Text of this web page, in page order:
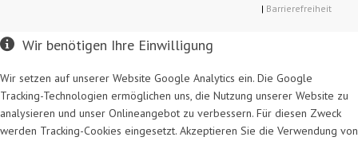
| Barrierefreiheit
Wir benötigen Ihre Einwilligung
Wir setzen auf unserer Website Google Analytics ein. Die Google
Tracking-Technologien ermöglichen uns, die Nutzung unserer Website zu
analysieren und unser Onlineangebot zu verbessern. Für diesen Zweck
werden Tracking-Cookies eingesetzt. Akzeptieren Sie die Verwendung von